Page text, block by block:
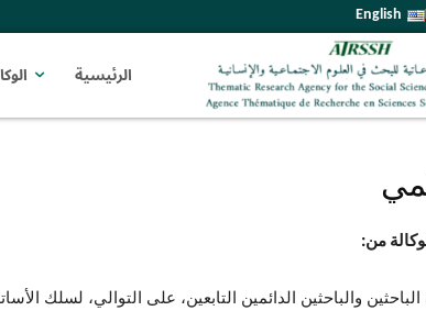
English
الرئيسية
من:
والباحثين الدائمين التابعين، على التوالي،